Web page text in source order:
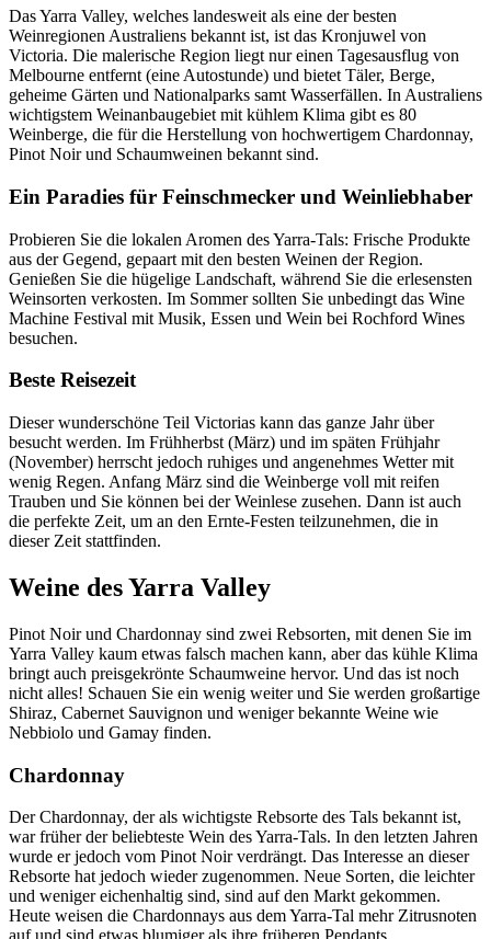
Das Yarra Valley, welches landesweit als eine der besten
Weinregionen Australiens bekannt ist, ist das Kronjuwel von
Victoria. Die malerische Region liegt nur einen Tagesausflug von
Melbourne entfernt (eine Autostunde) und bietet Täler, Berge,
geheime Gärten und Nationalparks samt Wasserfällen. In Australiens
wichtigstem Weinanbaugebiet mit kühlem Klima gibt es 80
Weinberge, die für die Herstellung von hochwertigem Chardonnay,
Pinot Noir und Schaumweinen bekannt sind.
Ein Paradies für Feinschmecker und Weinliebhaber
Probieren Sie die lokalen Aromen des Yarra-Tals: Frische Produkte
aus der Gegend, gepaart mit den besten Weinen der Region.
Genießen Sie die hügelige Landschaft, während Sie die erlesensten
Weinsorten verkosten. Im Sommer sollten Sie unbedingt das Wine
Machine Festival mit Musik, Essen und Wein bei Rochford Wines
besuchen.
Beste Reisezeit
Dieser wunderschöne Teil Victorias kann das ganze Jahr über
besucht werden. Im Frühherbst (März) und im späten Frühjahr
(November) herrscht jedoch ruhiges und angenehmes Wetter mit
wenig Regen. Anfang März sind die Weinberge voll mit reifen
Trauben und Sie können bei der Weinlese zusehen. Dann ist auch
die perfekte Zeit, um an den Ernte-Festen teilzunehmen, die in
dieser Zeit stattfinden.
Weine des Yarra Valley
Pinot Noir und Chardonnay sind zwei Rebsorten, mit denen Sie im
Yarra Valley kaum etwas falsch machen kann, aber das kühle Klima
bringt auch preisgekrönte Schaumweine hervor. Und das ist noch
nicht alles! Schauen Sie ein wenig weiter und Sie werden großartige
Shiraz, Cabernet Sauvignon und weniger bekannte Weine wie
Nebbiolo und Gamay finden.
Chardonnay
Der Chardonnay, der als wichtigste Rebsorte des Tals bekannt ist,
war früher der beliebteste Wein des Yarra-Tals. In den letzten Jahren
wurde er jedoch vom Pinot Noir verdrängt. Das Interesse an dieser
Rebsorte hat jedoch wieder zugenommen. Neue Sorten, die leichter
und weniger eichenhaltig sind, sind auf den Markt gekommen.
Heute weisen die Chardonnays aus dem Yarra-Tal mehr Zitrusnoten